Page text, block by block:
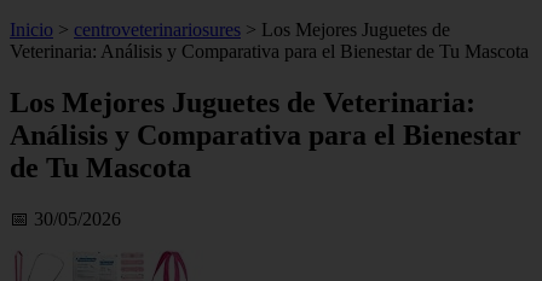
Inicio > centroveterinariosures > Los Mejores Juguetes de
Veterinaria: Análisis y Comparativa para el Bienestar de Tu Mascota
Los Mejores Juguetes de Veterinaria:
Análisis y Comparativa para el Bienestar
de Tu Mascota
📅 30/05/2026